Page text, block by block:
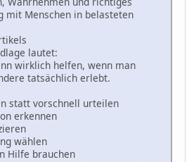
mit Menschen in belasteten
lautet:
wirklich helfen, wenn man
tatsächlich erlebt.
statt vorschnell urteilen
erkennen
wählen
Hilfe brauchen